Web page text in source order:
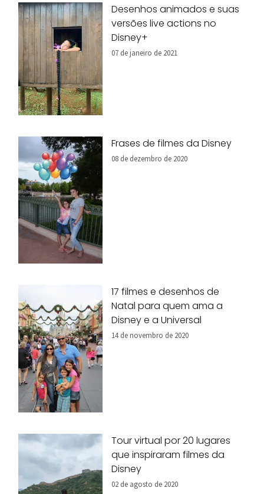
Desenhos animados e suas
versões live actions no
Disney+
07 de janeiro de 2021
Frases de filmes da Disney
08 de dezembro de 2020
17 filmes e desenhos de
Natal para quem ama a
Disney e a Universal
14 de novembro de 2020
Tour virtual por 20 lugares
que inspiraram filmes da
Disney
02 de agosto de 2020